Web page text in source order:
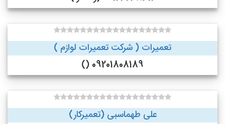
تعمیرات ( شرکت تعمیرات لوازم )
09201808189 ()
علی طهماسبی (تعمیرکار)